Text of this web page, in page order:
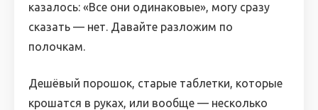
казалось: «Все они одинаковые», могу сразу
сказать — нет. Давайте разложим по
полочкам.
Дешёвый порошок, старые таблетки, которые
крошатся в руках, или вообще — несколько